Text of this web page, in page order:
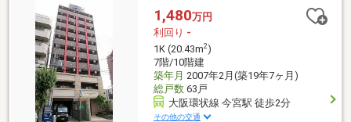
1,480万円
利回り -
1K (20.43m2)
7階/10階建
築年月 2007年2月(築19年7ヶ月)
総戸数63戸
大阪環状線 今宮駅 徒歩2分
その他の交通